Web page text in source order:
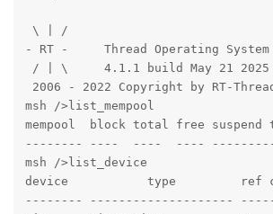
LPB3588端：Linux Ubuntu 20.04